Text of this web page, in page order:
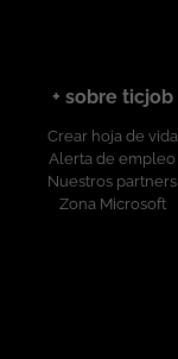
+ sobre ticjob
Crear hoja de vida
Alerta de empleo
Nuestros partners
Zona Microsoft